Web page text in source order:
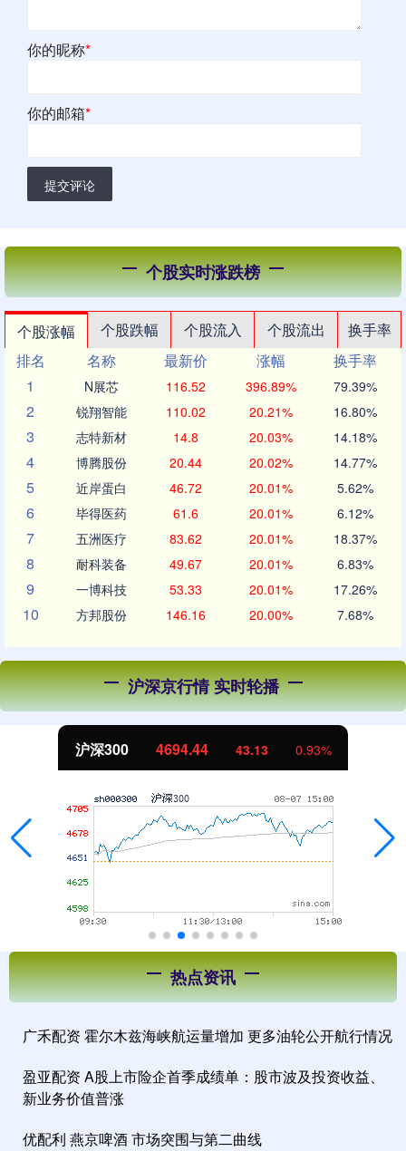
你的昵称*
你的邮箱*
提交评论
个股实时涨跌榜
个股涨幅 个股跌幅 个股流入 个股流出
换手率
排名
名称 最新价 涨幅
换手率
1
N展芯 116.52 396.89% 79.39%
2 锐翔智能 110.02 20.21% 16.80%
3 志特新材 14.8 20.03% 14.18%
4 博腾股份 20.44 20.02% 14.77%
5 近岸蛋白 46.72 20.01% 5.62%
6 毕得医药 61.6 20.01% 6.12%
7 五洲医疗 83.62 20.01% 18.37%
8 耐科装备 49.67 20.01% 6.83%
9 一博科技 53.33 20.01% 17.26%
10 方邦股份 146.16 20.00% 7.68%
沪深京行情 实时轮播
沪深300 4694.44 43.13 0.93%
热点资讯
广禾配资 霍尔木兹海峡航运量增加 更多油轮公开航行情况
盈亚配资 A股上市险企首季成绩单：股市波及投资收益、
新业务价值普涨
优配利 燕京啤酒 市场突围与第二曲线